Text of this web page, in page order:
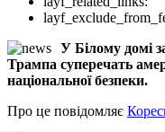
У Білому домі
Трампа суперечать
національної безпеки.
Про це повідомляє